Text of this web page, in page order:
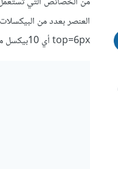
top=6px أي 10بيكسل من الفوق و6 من جهة اليسار. وهذا ما سنفعل بالنسبة لأيقونة المكبر: